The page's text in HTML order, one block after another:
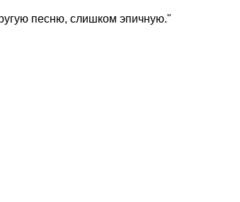
песню, слишком эпичную."